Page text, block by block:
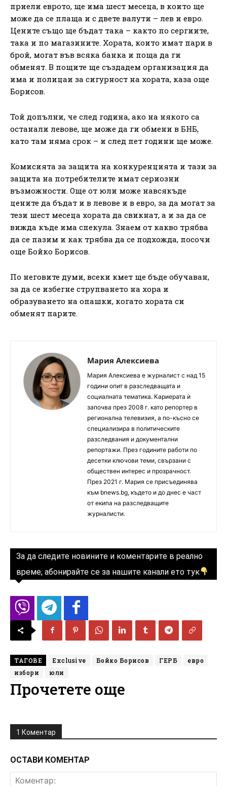
приели еврото, ще има шест месеца, в които ще
може да се плаща и с двете валути – лев и евро.
Цените също ще бъдат така – както по сергиите,
така и по магазините. Хората, които имат пари в
брой, могат във всяка банка и поща да ги
обменят. В пощите ще създадем организация да
има и полицаи за сигурност на хората, каза още
Борисов.
Той допълни, че след година, ако на някого са
останали левове, ще може да ги обмени в БНБ,
като там няма срок – и след пет години ще може.
Комисията за защита на конкуренцията и тази за
защита на потребителите имат сериозни
възможности. Още от юли може навсякъде
цените да бъдат и в левове и в евро, за да могат за
тези шест месеца хората да свикнат, а и за да се
вижда къде има спекула. Знаем от какво трябва
да се пазим и как трябва да се подхожда, посочи
още Бойко Борисов.
По неговите думи, всеки кмет ще бъде обучаван,
за да се избегне струпването на хора и
образуването на опашки, когато хората си
обменят парите.
Мария Алексиева
Мария Алексиева е журналист с над 15
години опит в разследващата и
социалната тематика. Кариерата ѝ
започва през 2008 г. като репортер в
регионална телевизия, а по-късно се
специализира в политическите
разследвания и документални
репортажи. През годините работи по
десетки ключови теми, свързани с
обществен интерес и прозрачност.
През 2021 г. Мария се присъединява
към bnews.bg, където и до днес е част
от екипа на разследващите
журналисти.
За да следите новините и коментарите в реално
време, абонирайте се за нашите канали ето тук
ТАГОВЕ Exclusive Бойко Борисов ГЕРБ
евро
избори
юли
Прочетете още
1 Коментар
ОСТАВИ КОМЕНТАР